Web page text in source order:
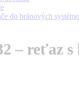
do bránových
– reťaz s